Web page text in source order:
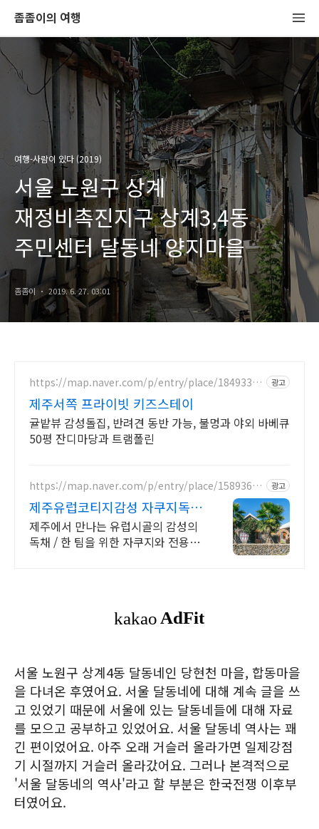
좀좀이의 여행
여행-사람이 있다 (2019)
서울 노원구 상계
재정비촉진지구 상계3,4동
주민센터 달동네 양지마을
좀좀이 2019. 6. 27. 03:01
https://map.naver.com/p/entry/place/18493364
광고
제주서쪽 프라이빗 키즈스테이
귤밭뷰 감성돌집, 반려견 동반 가능, 불멍과 야외 바베큐
50평 잔디마당과 트램폴린
https://map.naver.com/p/entry/place/15893686
광고
제주유럽코티지감성 자쿠지독채
프라이빗 제주여행, 유럽감성
제주에서 만나는 유럽시골의 감성의
독채 / 한 팀을 위한 자쿠지와 전용온
서울 노원구 상계4동 달동네인 당현천 마을, 합동마을
을 다녀온 후였어요. 서울 달동네에 대해 계속 글을 쓰
고 있었기 때문에 서울에 있는 달동네들에 대해 자료
를 모으고 공부하고 있었어요. 서울 달동네 역사는 꽤
긴 편이었어요. 아주 오래 거슬러 올라가면 일제강점
기 시절까지 거슬러 올라갔어요. 그러나 본격적으로
'서울 달동네의 역사'라고 할 부분은 한국전쟁 이후부
터였어요.